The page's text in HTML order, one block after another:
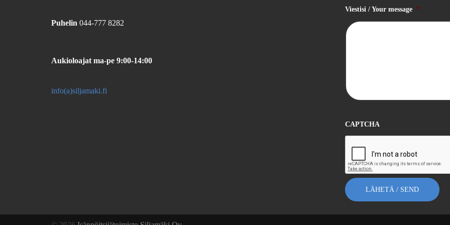
Puhelin 044-777 8282
Aukioloajat ma-pe 9:00-14:00
info(a)siljamaki.fi
Viestisi / Your message *
CAPTCHA